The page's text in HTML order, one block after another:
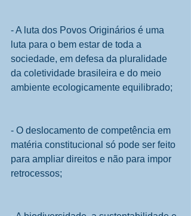
- A luta dos Povos Originários é uma
luta para o bem estar de toda a
sociedade, em defesa da pluralidade
da coletividade brasileira e do meio
ambiente ecologicamente equilibrado;
- O deslocamento de competência em
matéria constitucional só pode ser feito
para ampliar direitos e não para impor
retrocessos;